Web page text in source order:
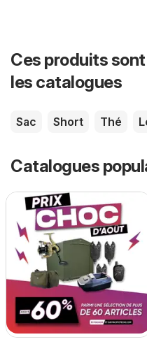
Ces produits
les catalogues
Sac Short Thé
Catalogues